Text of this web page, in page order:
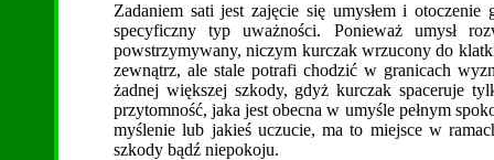
Zadaniem sati jest zajęcie się umysłem i
specyficzny typ uważności. Ponieważ umysł
powstrzymywany, niczym kurczak wrzucony do
zewnątrz, ale stale potrafi chodzić w granicach
żadnej większej szkody, gdyż kurczak spaceruje
przytomność, jaka jest obecna w umyśle pełnym
myślenie lub jakieś uczucie, ma to miejsce w
szkody bądź niepokoju.